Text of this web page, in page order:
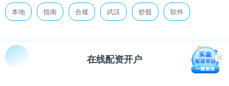
本地 指南 合规 武汉 炒股 软件
在线配资开户